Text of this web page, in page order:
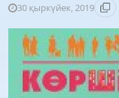
30 қыркүйек, 2019